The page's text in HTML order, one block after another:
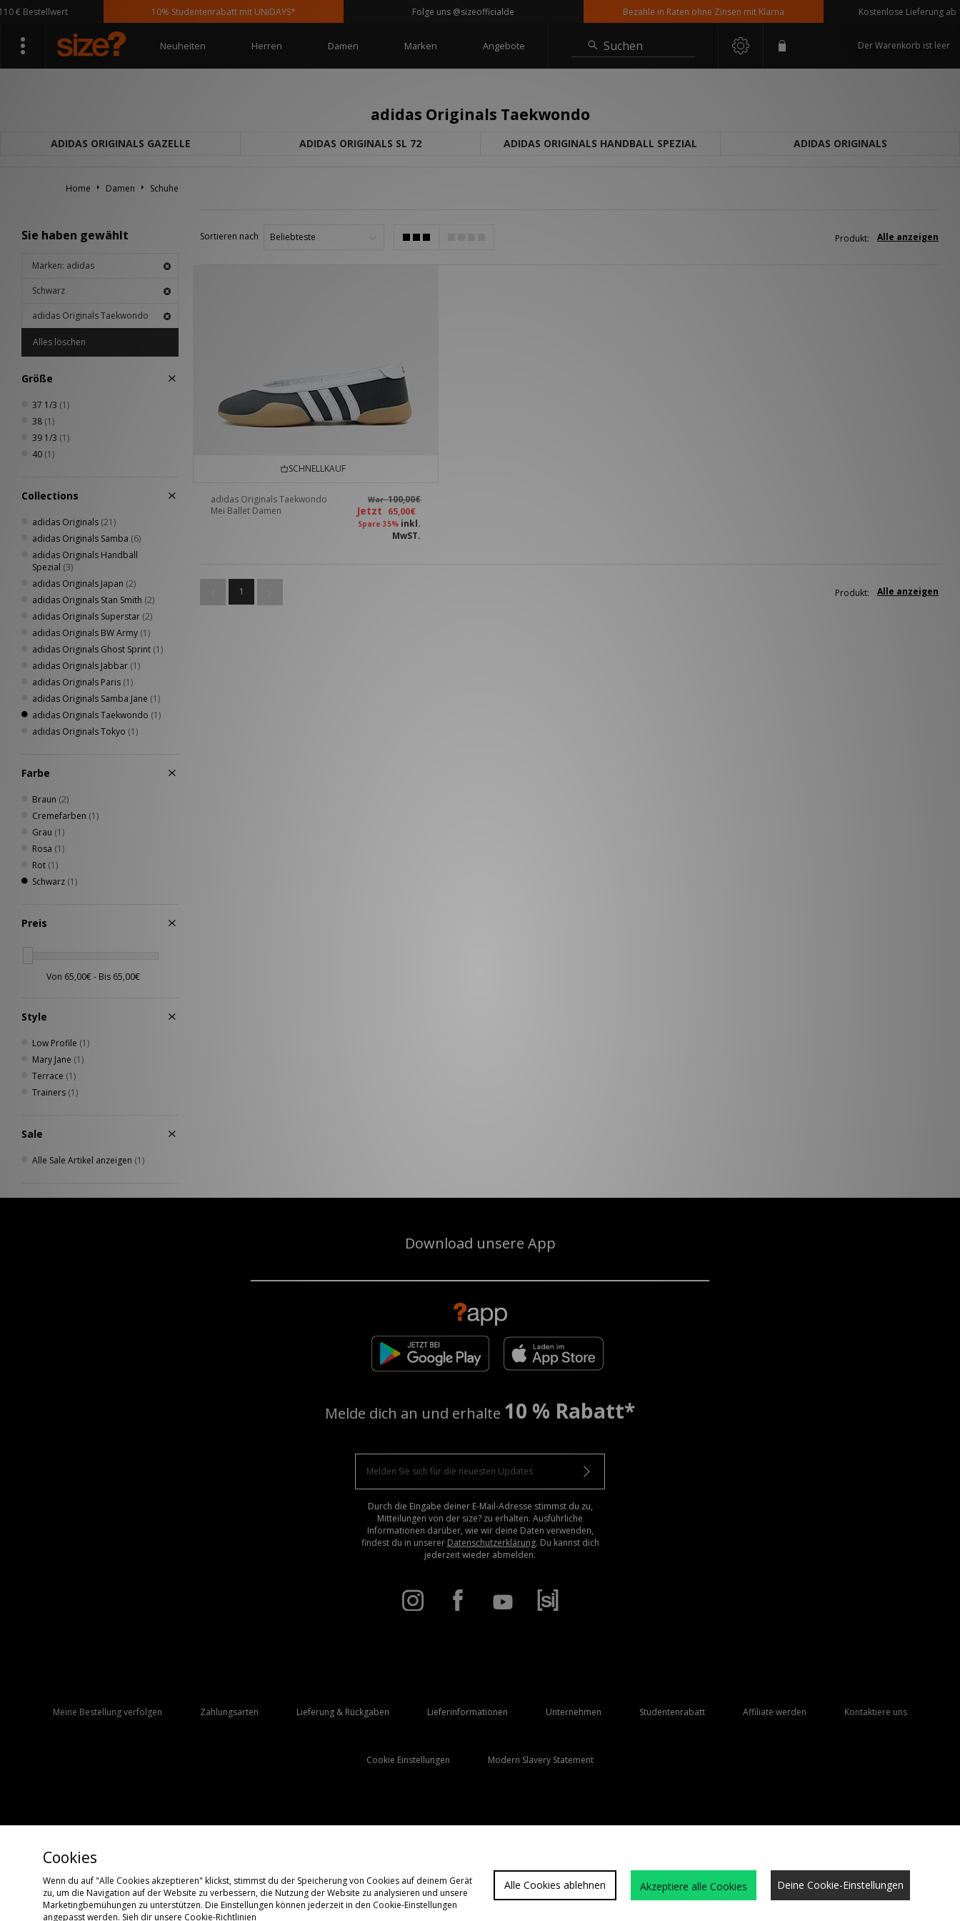
Bestellwert 10% Studentenrabatt mit UNiDAYS* Folge uns @sizeofficialde Bezahle in Raten ohne Zinsen mit Klarna Kostenlose Lieferung ab
Neuheiten Herren Damen Marken Angebote Suchen Der Warenkorb ist leer
adidas Originals Taekwondo
ADIDAS ORIGINALS GAZELLE ADIDAS ORIGINALS SL 72 ADIDAS ORIGINALS HANDBALL SPEZIAL ADIDAS ORIGINALS
Home Damen Schuhe
Sie haben gewählt
Marken: adidas
Schwarz
adidas Originals Taekwondo
Alles löschen
Größe
37 1/3 (1)
38 (1)
39 1/3 (1)
40 (1)
Collections
adidas Originals (21)
adidas Originals Samba (6)
adidas Originals Handball
Spezial (3)
adidas Originals Japan (2)
adidas Originals Stan Smith (2)
adidas Originals Superstar (2)
adidas Originals BW Army (1)
adidas Originals Ghost Sprint (1)
adidas Originals Jabbar (1)
adidas Originals Paris (1)
adidas Originals Samba Jane (1)
adidas Originals Taekwondo (1)
adidas Originals Tokyo (1)
Farbe
Braun (2)
Cremefarben (1)
Grau (1)
Rosa (1)
Rot (1)
Schwarz (1)
Preis
Style
Low Profile (1)
Mary Jane (1)
Terrace (1)
Trainers (1)
Sale
Alle Sale Artikel anzeigen (1)
Sortieren nach Alle anzeigen
Produkt:
SCHNELLKAUF
adidas Originals Taekwondo
Mei Ballet Damen
War100,00€
Jetzt 65,00€
Spare 35% inkl.
MwST.
1 Alle anzeigen
Produkt:
Download unsere App
Melde dich an und erhalte 10 % Rabatt*
Durch die Eingabe deiner E-Mail-Adresse stimmst du zu,
Mitteilungen von der size? zu erhalten. Ausführliche
Informationen darüber, wie wir deine Daten verwenden,
findest du in unserer Datenschutzerklärung. Du kannst dich
jederzeit wieder abmelden.
Meine Bestellung verfolgen Zahlungsarten Lieferung & Rückgaben Lieferinformationen Unternehmen Studentenrabatt Affiliate werden Kontaktiere uns
Cookie Einstellungen Modern Slavery Statement
FAQs Allgemeine Geschäftsbedingungen Cookies Karriere Website-Sicherheit Datenschutz
Copyright © 2026 size? Alle Rechte vorbehalten.
Cookies
Wenn du auf "Alle Cookies akzeptieren" klickst, stimmst du der Speicherung von Cookies auf deinem Gerät
zu, um die Navigation auf der Website zu verbessern, die Nutzung der Website zu analysieren und unsere
Marketingbemühungen zu unterstützen. Die Einstellungen können jederzeit in den Cookie-Einstellungen
angepasst werden. Sieh dir unsere Cookie-Richtlinien
Deine Cookie-Einstellungen
Akzeptiere alle Cookies
Alle Cookies ablehnen